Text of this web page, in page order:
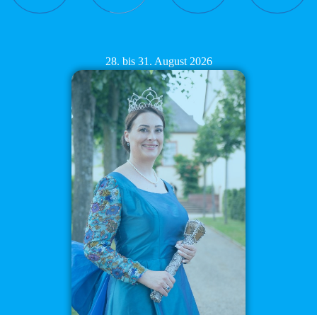
28. bis 31. August 2026